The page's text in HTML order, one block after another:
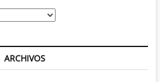
ARCHIVOS